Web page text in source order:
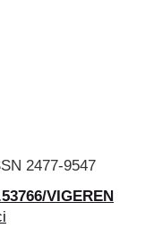
2477-9547
VIGEREN